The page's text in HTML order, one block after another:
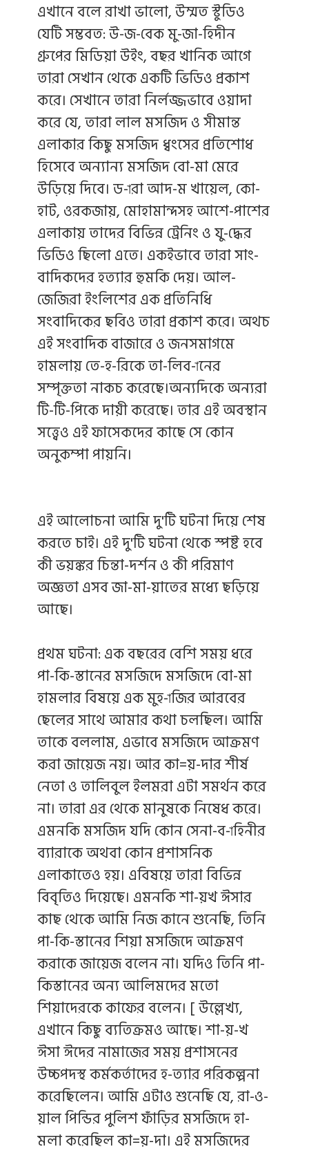
এখানে বলে রাখা ভালো, উম্মত স্টুডিও
যেটি সম্ভবত: উ-জ-বেক মু-জা-হিদীন
গ্রুপের মিডিয়া উইং, বছর খানিক আগে
তারা সেখান থেকে একটি ভিডিও প্রকাশ
করে। সেখানে তারা নির্লজ্জভাবে ওয়াদা
করে যে, তারা লাল মসজিদ ও সীমান্ত
এলাকার কিছু মসজিদ ধ্বংসের প্রতিশোধ
হিসেবে অন্যান্য মসজিদ বো-মা মেরে
উড়িয়ে দিবে। ড-ারা আদ-ম খায়েল, কো-
হাট, ওরকজায়, মোহামান্দসহ আশে-পাশের
এলাকায় তাদের বিভিন্ন ট্রেনিং ও যু-দ্ধের
ভিডিও ছিলো এতে। একইভাবে তারা সাং-
বাদিকদের হত্যার হুমকি দেয়। আল-
জেজিরা ইংলিশের এক প্রতিনিধি
সংবাদিকের ছবিও তারা প্রকাশ করে। অথচ
এই সংবাদিক বাজারে ও জনসমাগমে
হামলায় তে-হ-রিকে তা-লিব-ানের
সম্পৃক্ততা নাকচ করেছে।অন্যদিকে অন্যরা
টি-টি-পিকে দায়ী করেছে। তার এই অবস্থান
সত্ত্বেও এই ফাসেকদের কাছে সে কোন
অনুকম্পা পায়নি।
এই আলোচনা আমি দু'টি ঘটনা দিয়ে শেষ
করতে চাই। এই দু'টি ঘটনা থেকে স্পষ্ট হবে
কী ভয়ঙ্কর চিন্তা-দর্শন ও কী পরিমাণ
অজ্ঞতা এসব জা-মা-য়াতের মধ্যে ছড়িয়ে
আছে।
প্রথম ঘটনা: এক বছরের বেশি সময় ধরে
পা-কি-স্তানের মসজিদে মসজিদে বো-মা
হামলার বিষয়ে এক মুহ-াজির আরবের
ছেলের সাথে আমার কথা চলছিল। আমি
তাকে বললাম, এভাবে মসজিদে আক্রমণ
করা জায়েজ নয়। আর কা=য়-দার শীর্ষ
নেতা ও তালিবুল ইলমরা এটা সমর্থন করে
না। তারা এর থেকে মানুষকে নিষেধ করে।
এমনকি মসজিদ যদি কোন সেনা-ব-াহিনীর
ব্যারাকে অথবা কোন প্রশাসনিক
এলাকাতেও হয়। এবিষয়ে তারা বিভিন্ন
বিবৃতিও দিয়েছে। এমনকি শা-য়খ ঈসার
কাছ থেকে আমি নিজ কানে শুনেছি, তিনি
পা-কি-স্তানের শিয়া মসজিদে আক্রমণ
করাকে জায়েজ বলেন না। যদিও তিনি পা-
কিস্তানের অন্য আলিমদের মতো
শিয়াদেরকে কাফের বলেন। [ উল্লেখ্য,
এখানে কিছু ব্যতিক্রমও আছে। শা-য়-খ
ঈসা ঈদের নামাজের সময় প্রশাসনের
উচ্চপদস্থ কর্মকর্তাদের হ-ত্যার পরিকল্পনা
করেছিলেন। আমি এটাও শুনেছি যে, রা-ও-
য়াল পিন্ডির পুলিশ ফাঁড়ির মসজিদে হা-
মলা করেছিল কা=য়-দা। এই মসজিদের